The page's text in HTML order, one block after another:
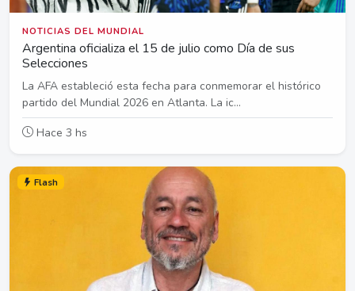
NOTICIAS DEL MUNDIAL
Argentina oficializa el 15 de julio como Día de sus
Selecciones
La AFA estableció esta fecha para conmemorar el histórico
partido del Mundial 2026 en Atlanta. La ic...
Hace 3 hs
Flash